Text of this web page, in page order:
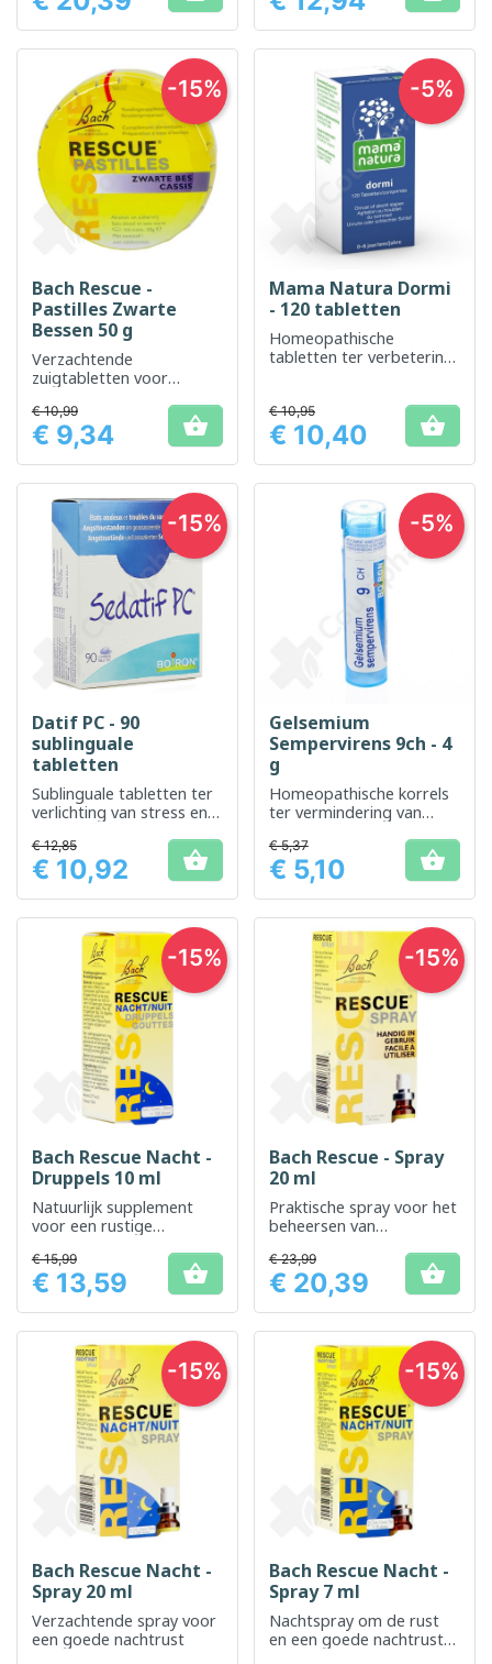
Bach Rescue -
Pastilles Zwarte
Bessen 50 g
Verzachtende
zuigtabletten voor
Prijs
€ 10,99
€ 9,34 
-15%
Mama Natura Dormi
- 120 tabletten
Homeopathische
tabletten ter verbetering
Prijs
€ 10,95
€ 10,40 
-5%
Datif PC - 90
sublinguale
tabletten
Sublinguale tabletten ter
verlichting van stress en
Prijs
€ 12,85
€ 10,92 
-15%
Gelsemium
Sempervirens 9ch - 4
g
Homeopathische korrels
ter vermindering van
Prijs
€ 5,37
€ 5,10 
-5%
Bach Rescue Nacht -
Druppels 10 ml
Natuurlijk supplement
voor een rustige
Prijs
€ 15,99
€ 13,59 
-15%
Bach Rescue - Spray
20 ml
Praktische spray voor het
beheersen van
Prijs
€ 23,99
€ 20,39 
-15%
Bach Rescue Nacht -
Spray 20 ml
Verzachtende spray voor
een goede nachtrust
-15%
Bach Rescue Nacht -
Spray 7 ml
Nachtspray om de rust
en een goede nachtrust
-15%